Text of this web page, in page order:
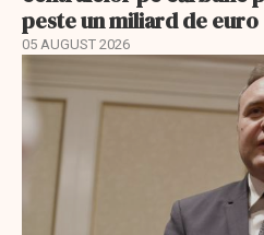
peste un miliard de euro
05 AUGUST 2026